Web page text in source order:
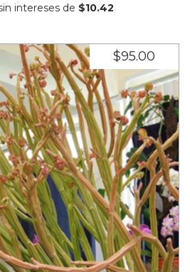
intereses de $10.42
$95.00